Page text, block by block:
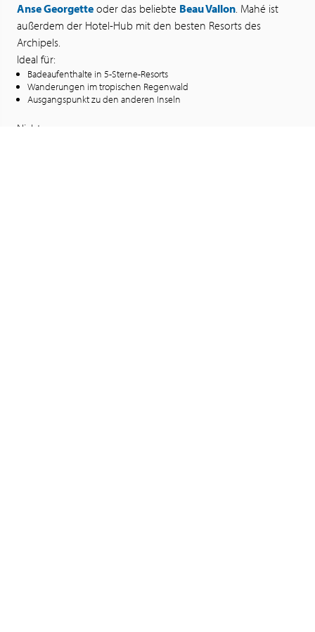
Anse Georgette oder das beliebte Beau Vallon . Mahé ist
außerdem der Hotel-Hub mit den besten Resorts des
Archipels.
Ideal für:
Badeaufenthalte in 5-Sterne-Resorts
Wanderungen im tropischen Regenwald
Ausgangspunkt zu den anderen Inseln
Nicht verpassen: